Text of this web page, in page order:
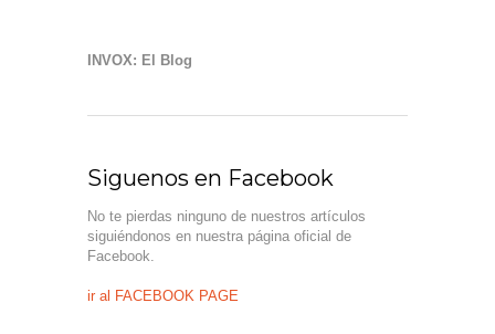
INVOX: El Blog
Siguenos en Facebook
No te pierdas ninguno de nuestros artículos
siguiéndonos en nuestra página oficial de
Facebook.
ir al FACEBOOK PAGE